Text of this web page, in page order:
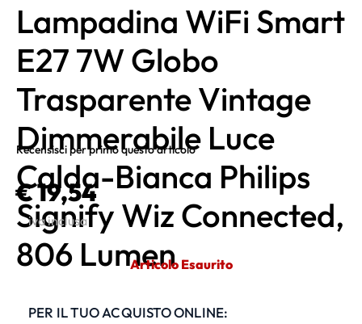
Lampadina WiFi Smart
E27 7W Globo
Trasparente Vintage
Dimmerabile Luce
Calda-Bianca Philips
Signify Wiz Connected,
806 Lumen
Recensisci per primo questo articolo
€ 19,54
iva inclusa
Articolo Esaurito
PER IL TUO ACQUISTO ONLINE: